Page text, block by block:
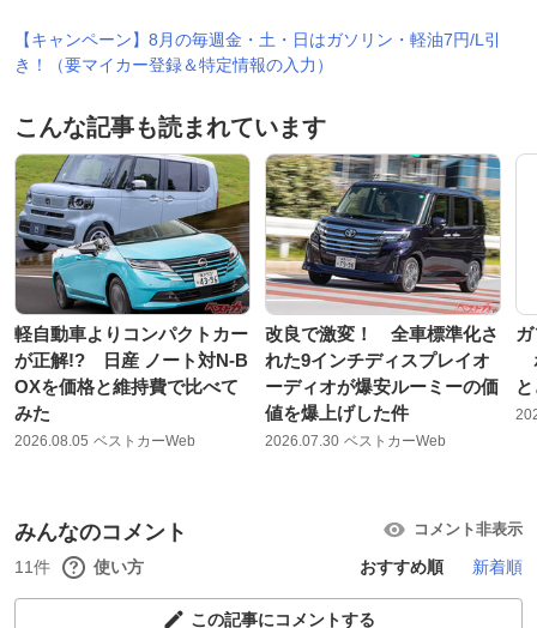
【キャンペーン】8月の毎週金・土・日はガソリン・軽油7円/L引
き！（要マイカー登録＆特定情報の入力）
こんな記事も読まれています
軽自動車よりコンパクトカー
が正解!? 日産 ノート対N-B
OXを価格と維持費で比べて
みた
2026.08.05 ベストカーWeb
改良で激変！ 全車標準化さ
れた9インチディスプレイオ
ーディオが爆安ルーミーの価
値を爆上げした件
2026.07.30 ベストカーWeb
みんなのコメント コメント非表示
11件 使い方 おすすめ順 新着順
この記事にコメントする